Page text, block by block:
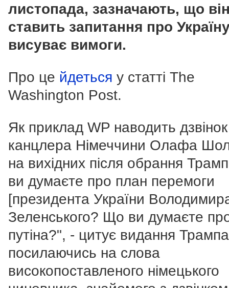
листопада, зазначають, що
ставить запитання про
висуває вимоги.
Про це йдеться у статті The
Washington Post.
Як приклад WP наводить дзвінок
канцлера Німеччини Олафа
на вихідних після обрання
ви думаєте про план перемоги
[президента України
Зеленського? Що ви думаєте
путіна?", - цитує видання
посилаючись на слова
високопоставленого німецького